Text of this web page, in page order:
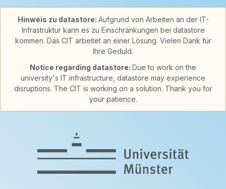
Hinweis zu datastore: Aufgrund von Arbeiten an der IT-
Infrastruktur kann es zu Einschränkungen bei datastore
kommen. Das CIT arbeitet an einer Lösung. Vielen Dank für
Ihre Geduld.
Notice regarding datastore: Due to work on the
university's IT infrastructure, datastore may experience
disruptions. The CIT is working on a solution. Thank you for
your patience.